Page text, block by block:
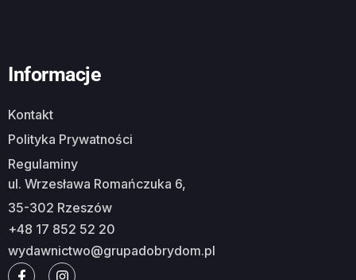
Informacje
Kontakt
Polityka Prywatności
Regulaminy
ul. Wrzesława Romańczuka 6,
35-302 Rzeszów
+48 17 852 52 20
wydawnictwo@grupadobrydom.pl